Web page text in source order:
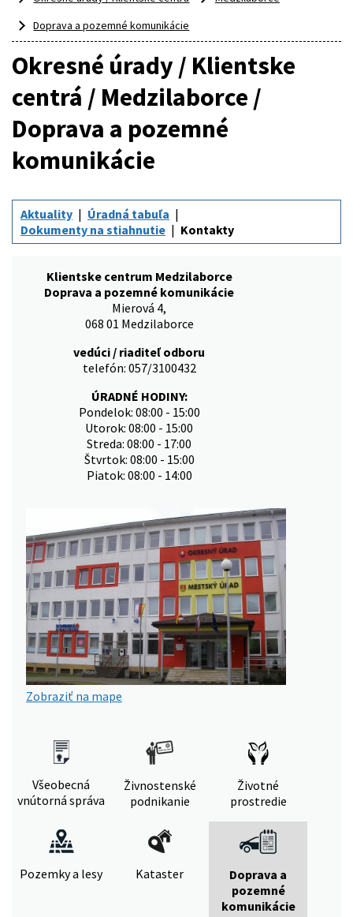
Doprava a pozemné komunikácie
Okresné úrady / Klientske
centrá / Medzilaborce /
Doprava a pozemné
komunikácie
Aktuality
Úradná tabuľa
Dokumenty na stiahnutie
Kontakty
Klientske centrum Medzilaborce
Doprava a pozemné komunikácie
Mierová 4,
068 01 Medzilaborce
vedúci / riaditeľ odboru
telefón: 057/3100432
ÚRADNÉ HODINY:
Pondelok: 08:00 - 15:00
Utorok: 08:00 - 15:00
Streda: 08:00 - 17:00
Štvrtok: 08:00 - 15:00
Piatok: 08:00 - 14:00
Zobraziť na mape
Všeobecná
vnútorná správa
Živnostenské
podnikanie
Životné
prostredie
Pozemky a lesy Kataster
Doprava a
pozemné
komunikácie